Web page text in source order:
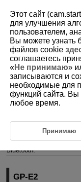
D180-187
Настройки
GP-E2
Смартфон
Индикация
Геопривязку
ресивераGP-E2
Bluetooth.
GP-E2
Этот сайт
для улучшения
пользователем,
Вы можете узнать
файлов cookie
соглашаетесь
«Не принимаю»
записываются и
необходимые для
функций сайта. Вы
любое время.
Принимаю